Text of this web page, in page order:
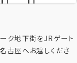
ク地下街をJRゲート
古屋へお越しくださ